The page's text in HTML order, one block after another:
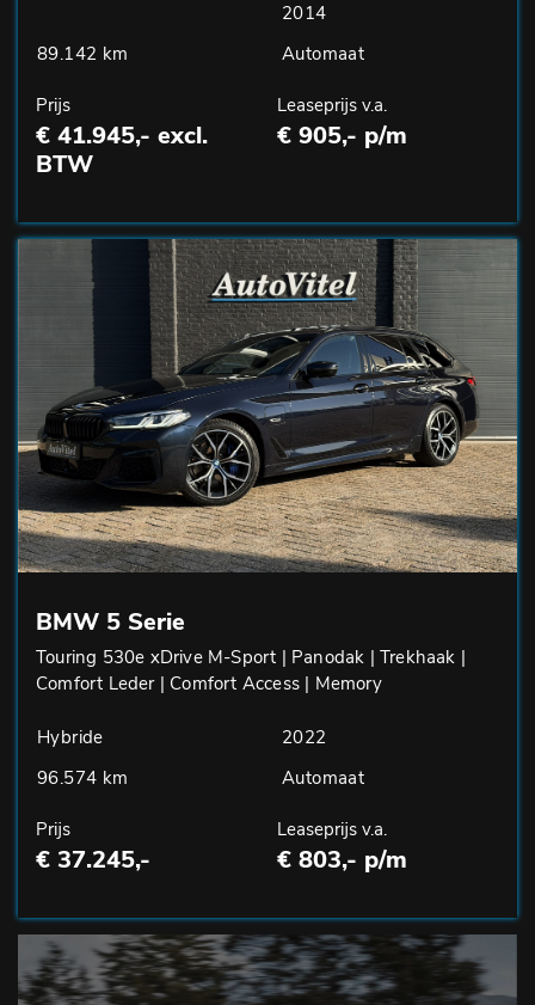
2014
89.142 km
Automaat
Prijs
€ 41.945,- excl.
BTW
Leaseprijs v.a.
€ 905,- p/m
BMW 5 Serie
Touring 530e xDrive M-Sport | Panodak | Trekhaak |
Comfort Leder | Comfort Access | Memory
Hybride
2022
96.574 km
Automaat
Prijs
€ 37.245,-
Leaseprijs v.a.
€ 803,- p/m